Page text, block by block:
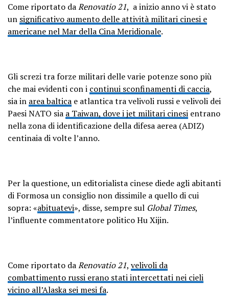
Come riportato daRenovatio 21, a inizio anno vi è stato
un significativo aumento delle attività militari cinesi e
americane nel Mar della Cina Meridionale.
Gli screzi tra forze militari delle varie potenze sono più
che mai evidenti con i continui sconfinamenti di caccia,
sia in area baltica e atlantica tra velivoli russi e velivoli dei
Paesi NATO sia a Taiwan, dove i jet militari cinesi entrano
nella zona di identificazione della difesa aerea (ADIZ)
centinaia di volte l’anno.
Per la questione, un editorialista cinese diede agli abitanti
di Formosa un consiglio non dissimile a quello di cui
sopra: «abituatevi», disse, sempre sul Global Times,
l’influente commentatore politico Hu Xijin.
Come riportato daRenovatio 21, velivoli da
combattimento russi erano stati intercettati nei cieli
vicino all’Alaska sei mesi fa.